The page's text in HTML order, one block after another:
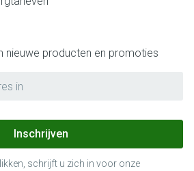
nieuwe producten en promoties
Inschrijven
schrijft u zich in voor onze